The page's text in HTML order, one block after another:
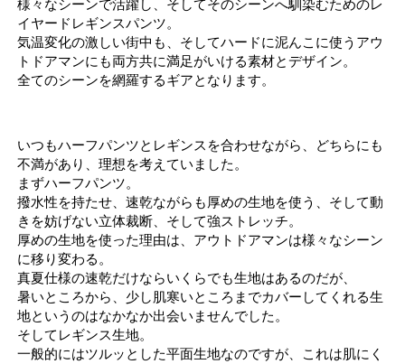
様々なシーンで活躍し、そしてそのシーンへ馴染むためのレ
イヤードレギンスパンツ。
気温変化の激しい街中も、そしてハードに泥んこに使うアウ
トドアマンにも両方共に満足がいける素材とデザイン。
全てのシーンを網羅するギアとなります。
いつもハーフパンツとレギンスを合わせながら、どちらにも
不満があり、理想を考えていました。
まずハーフパンツ。
撥水性を持たせ、速乾ながらも厚めの生地を使う、そして動
きを妨げない立体裁断、そして強ストレッチ。
厚めの生地を使った理由は、アウトドアマンは様々なシーン
に移り変わる。
真夏仕様の速乾だけならいくらでも生地はあるのだが、
暑いところから、少し肌寒いところまでカバーしてくれる生
地というのはなかなか出会いませんでした。
そしてレギンス生地。
一般的にはツルッとした平面生地なのですが、これは肌にく